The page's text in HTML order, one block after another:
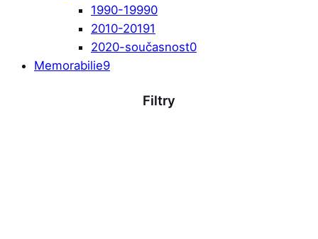
1990-19990
2010-20191
2020-současnost0
Memorabilie9
Filtry